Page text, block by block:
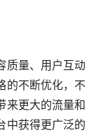
质量、用户互动
的不断优化，不
来更大的流量和
中获得更广泛的